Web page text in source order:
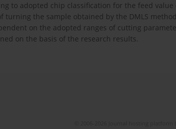
to adopted chip classification for the feed value
the sample obtained by the DMLS
on the adopted ranges of cutting
on the basis of the research results.